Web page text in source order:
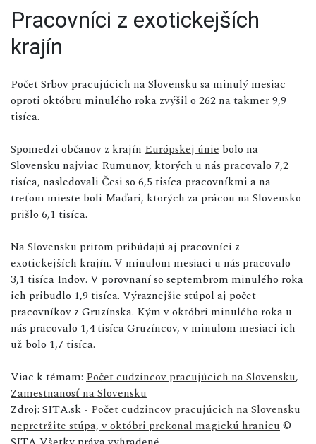
Pracovníci z exotickejších
krajín
Počet Srbov pracujúcich na Slovensku sa minulý mesiac
oproti októbru minulého roka zvýšil o 262 na takmer 9,9
tisíca.
Spomedzi občanov z krajín Európskej únie bolo na
Slovensku najviac Rumunov, ktorých u nás pracovalo 7,2
tisíca, nasledovali Česi so 6,5 tisíca pracovníkmi a na
treťom mieste boli Maďari, ktorých za prácou na Slovensko
prišlo 6,1 tisíca.
Na Slovensku pritom pribúdajú aj pracovníci z
exotickejších krajín. V minulom mesiaci u nás pracovalo
3,1 tisíca Indov. V porovnaní so septembrom minulého roka
ich pribudlo 1,9 tisíca. Výraznejšie stúpol aj počet
pracovníkov z Gruzínska. Kým v októbri minulého roka u
nás pracovalo 1,4 tisíca Gruzíncov, v minulom mesiaci ich
už bolo 1,7 tisíca.
Viac k témam: Počet cudzincov pracujúcich na Slovensku,
Zamestnanosť na Slovensku
Zdroj: SITA.sk - Počet cudzincov pracujúcich na Slovensku
nepretržite stúpa, v októbri prekonal magickú hranicu ©